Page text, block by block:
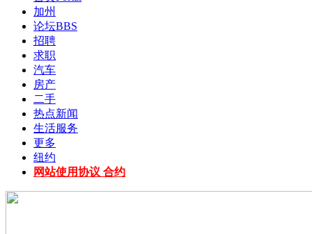
加州
论坛BBS
招聘
求职
汽车
房产
二手
热点新闻
生活服务
更多
纽约
网站使用协议 合约